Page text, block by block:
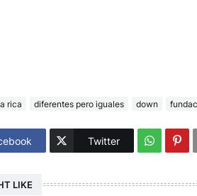
rica diferentes pero iguales down
Twitter
LIKE